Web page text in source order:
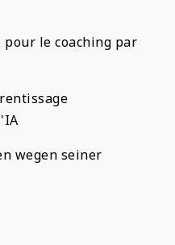
pour le coaching par
wegen seiner